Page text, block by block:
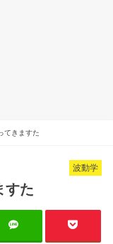
てきますた
波動学
すた